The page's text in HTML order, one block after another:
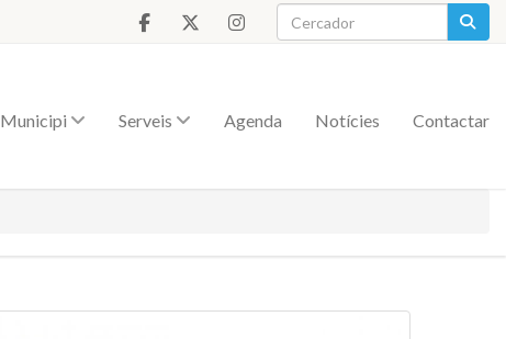
Municipi Serveis Agenda Notícies Contactar